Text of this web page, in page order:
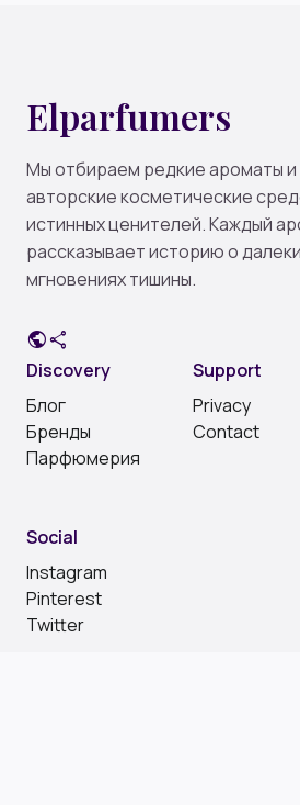
Elparfumers
Мы отбираем редкие ароматы и
авторские косметические
истинных ценителей. Каждый
рассказывает историю о
мгновениях тишины.
publicshare
Discovery
Блог
Бренды
Парфюмерия
Support
Privacy
Contact
Social
Instagram
Pinterest
Twitter